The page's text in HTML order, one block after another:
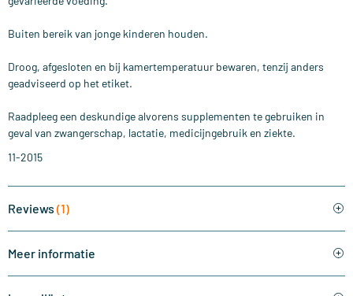
Buiten bereik van jonge kinderen houden.
Droog, afgesloten en bij kamertemperatuur bewaren, tenzij anders
geadviseerd op het etiket.
Raadpleeg een deskundige alvorens supplementen te gebruiken in
geval van zwangerschap, lactatie, medicijngebruik en ziekte.
11-2015
Reviews (1)
Meer informatie